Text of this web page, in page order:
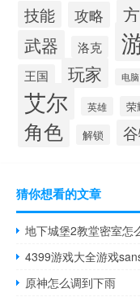
技能 攻略
武器 洛克
王国 玩家 电脑
艾尔 英雄 荣
角色 解锁
猜你想看的文章
地下城堡2教堂密室怎
4399游戏大全游戏
原神怎么调到下雨